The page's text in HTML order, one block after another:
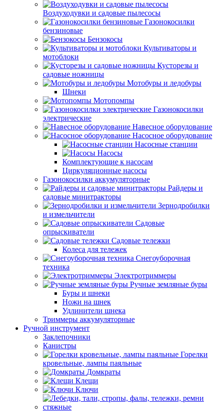
Воздуходувки и садовые пылесосы
Газонокосилки
бензиновые
Бензокосы
Культиваторы и
мотоблоки
Кусторезы и
садовые ножницы
Мотобуры и ледобуры
Шнеки
Мотопомпы
Газонокосилки
электрические
Навесное оборудование
Насосное оборудование
Насосные станции
Насосы
Комплектующие к насосам
Циркуляционные насосы
Газонокосилки аккумуляторные
Райдеры и
садовые минитракторы
Зернодробилки
и измельчители
Садовые
опрыскиватели
Садовые тележки
Колеса для тележек
Снегоуборочная
техника
Электротриммеры
Ручные земляные буры
Буры и шнеки
Ножи на шнек
Удлинители шнека
Триммеры аккумуляторные
Ручной инструмент
Заклепочники
Канистры
Горелки
кровельные, лампы паяльные
Домкраты
Клещи
Ключи